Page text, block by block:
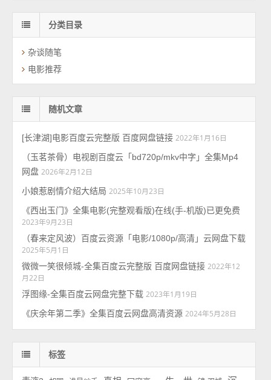
分类目录
杂谈随笔
电影推荐
随机文章
[长津湖]电影百度云完整版 百度网盘链接 2022年1月16日
（玉茗茶骨）电视剧百度云「bd720p/mkv中字」全集Mp4
网盘 2026年2月12日
小娘惹剧情介绍大结局 2025年10月23日
《西出玉门》全集电影(完整观看版)在线(手-机版)已更免费
2023年9月23日
（春来定风波）百度云资源「电影/1080p/高清」云网盘下载
2025年5月1日
微微一笑很倾城-全集百度云完整版 百度网盘链接 2022年12
月22日
浮图缘-全集百度云网盘完整下载 2023年1月19日
《庆余年第二季》全集百度云网盘高清资源 2024年5月28日
标签